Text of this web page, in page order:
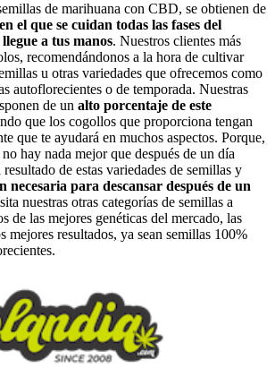
de marihuana con CBD, se obtienen de
el que se cuidan todas las fases del
a tus manos. Nuestros clientes más
recomendándonos a la hora de cultivar
u otras variedades que ofrecemos como
autoflorecientes o de temporada. Nuestras
de un alto porcentaje de este
que los cogollos que proporciona tengan
que te ayudará en muchos aspectos. Porque,
hay nada mejor que después de un día
resultado de estas variedades de semillas y
necesaria para descansar después de un
nuestras otras categorías de semillas a
de las mejores genéticas del mercado, las
mejores resultados, ya sean semillas 100%